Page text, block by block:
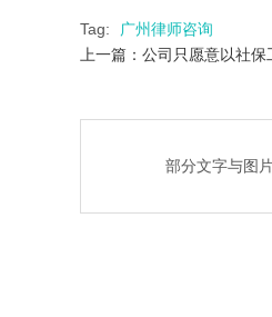
Tag:
广州律师咨询
上一篇：公司只愿意以社保
部分文字与图